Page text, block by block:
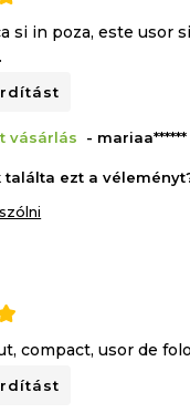
si in poza, este usor
vásárlás -
találta ezt a
compact, usor de